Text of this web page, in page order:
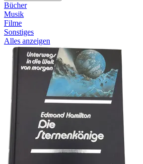
Bücher
Musik
Filme
Sonstiges
Alles anzeigen